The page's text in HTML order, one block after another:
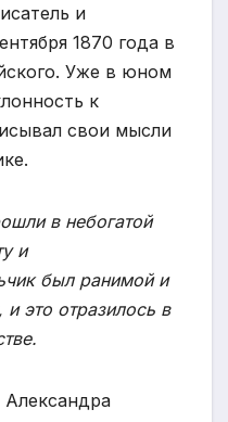
и
1870 года в
Уже в юном
к
свои мысли
в небогатой
и
был ранимой и
и это отразилось в